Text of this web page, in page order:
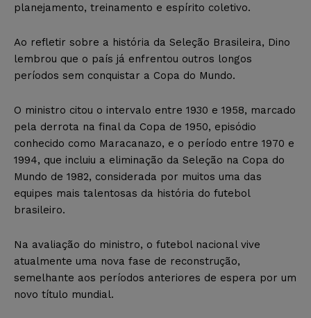
planejamento, treinamento e espírito coletivo.
Ao refletir sobre a história da Seleção Brasileira, Dino
lembrou que o país já enfrentou outros longos
períodos sem conquistar a Copa do Mundo.
O ministro citou o intervalo entre 1930 e 1958, marcado
pela derrota na final da Copa de 1950, episódio
conhecido como Maracanazo, e o período entre 1970 e
1994, que incluiu a eliminação da Seleção na Copa do
Mundo de 1982, considerada por muitos uma das
equipes mais talentosas da história do futebol
brasileiro.
Na avaliação do ministro, o futebol nacional vive
atualmente uma nova fase de reconstrução,
semelhante aos períodos anteriores de espera por um
novo título mundial.